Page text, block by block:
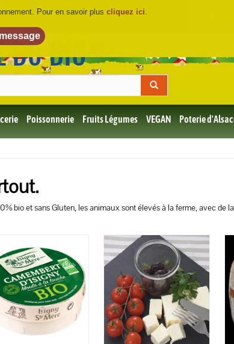
DU BIO
Miel,
Poissonnerie Fruits Légumes VEGAN Poterie
bio et sans Gluten, les animaux sont élevés à la ferme, avec de
Pour en savoir plus cliquez ici.